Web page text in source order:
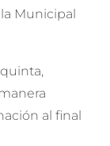
Municipal
al final